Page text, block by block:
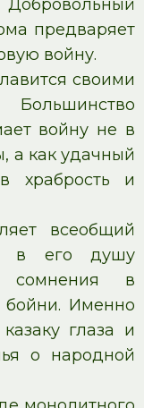
предваряет
войну.
своими
войну не в
а как удачный
храбрость и
всеобщий
в его душу
сомнения в
бойни. Именно
глаза и
о народной